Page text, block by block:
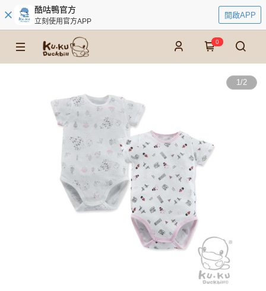
酷咕鴨官方
立刻使用官方APP
開啟APP
0
1/2